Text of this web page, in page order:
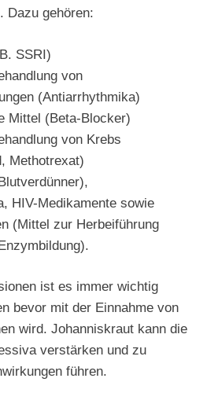
Dazu gehören:
SSRI)
von
(Antiarrhythmika)
Mittel (Beta-Blocker)
von Krebs
Methotrexat)
HIV-Medikamente sowie
(Mittel zur Herbeiführung
ist es immer wichtig
bevor mit der Einnahme von
wird. Johanniskraut kann die
verstärken und zu
führen.